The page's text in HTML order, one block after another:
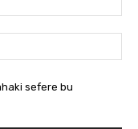
sefere bu